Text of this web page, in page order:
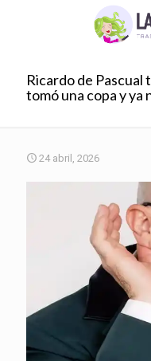
Ricardo de Pascual
tomó una copa y ya
24 abril, 2026